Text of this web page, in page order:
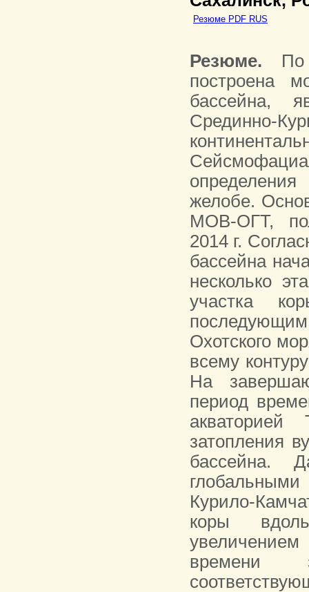
Резюме PDF RUS
Резюме. По
построена
бассейна,
Срединно-
определения
желобе.
МОВ-ОГТ,
2014 г.
бассейна
несколько
участка
Охотского
всему
На
период
акваторией
затопления
бассейна.
Курило-
коры
времени